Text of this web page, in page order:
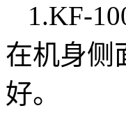
1.KF-
在机身侧
好。